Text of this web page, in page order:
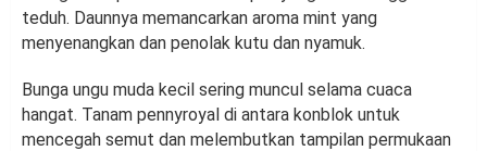
teduh. Daunnya memancarkan aroma mint yang
menyenangkan dan penolak kutu dan nyamuk.
Bunga ungu muda kecil sering muncul selama cuaca
hangat. Tanam pennyroyal di antara konblok untuk
mencegah semut dan melembutkan tampilan permukaan